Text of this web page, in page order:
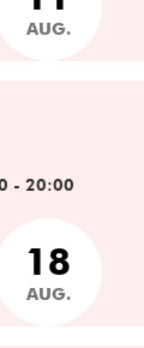
AUG.
- 20:00
18
AUG.